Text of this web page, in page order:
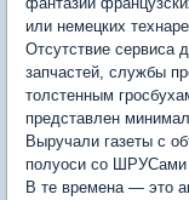
или немецких
Отсутствие сервиса
запчастей, службы
толстенным
представлен
Выручали газеты с
полуоси со ШРУСами
В те времена — это